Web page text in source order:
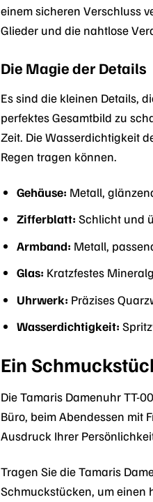
einem sicheren Verschluss
Glieder und die nahtlose
Die Magie der Details
Es sind die kleinen Details,
perfektes Gesamtbild zu
Zeit. Die Wasserdichtigkeit
Regen tragen können.
Gehäuse: Metall,
Zifferblatt: Schlicht und
Armband: Metall,
Glas: Kratzfestes
Uhrwerk: Präzises
Wasserdichtigkeit:
Ein
Die Tamaris Damenuhr TT-
Büro, beim Abendessen mit
Ausdruck Ihrer
Tragen Sie die Tamaris
Schmuckstücken, um einen